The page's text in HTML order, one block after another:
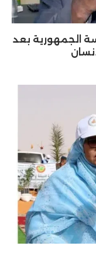
الجمهورية بعد